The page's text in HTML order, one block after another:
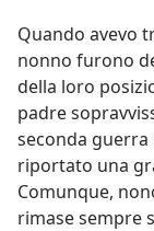
Quando avevo
nonno furono
della loro
padre
seconda guerra
riportato una
Comunque,
rimase sempre